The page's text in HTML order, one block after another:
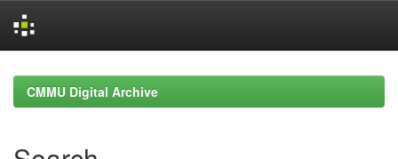
navigationCMMU Digital Archive